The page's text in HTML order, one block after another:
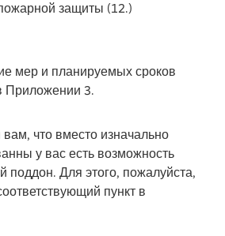
защиты (12.)
мер и планируемых сроков
Приложении 3.
что вместо изначально
у вас есть возможность
поддон. Для этого, пожалуйста,
пункт в